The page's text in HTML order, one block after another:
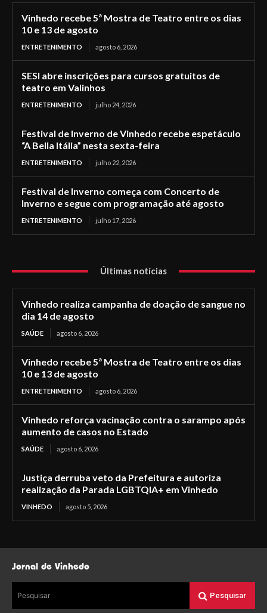
Vinhedo recebe 5ª Mostra de Teatro entre os dias
10 e 13 de agosto
ENTRETENIMENTO agosto 6, 2026
SESI abre inscrições para cursos gratuitos de
teatro em Valinhos
ENTRETENIMENTO julho 24, 2026
Festival de Inverno de Vinhedo recebe espetáculo
“A Bella Itália” nesta sexta-feira
ENTRETENIMENTO julho 22, 2026
Festival de Inverno começa com Concerto de
Inverno e segue com programação até agosto
ENTRETENIMENTO julho 17, 2026
Últimas notícias
Vinhedo realiza campanha de doação de sangue no
dia 14 de agosto
SAÚDE agosto 6, 2026
Vinhedo recebe 5ª Mostra de Teatro entre os dias
10 e 13 de agosto
ENTRETENIMENTO agosto 6, 2026
Vinhedo reforça vacinação contra o sarampo após
aumento de casos no Estado
SAÚDE agosto 6, 2026
Justiça derruba veto da Prefeitura e autoriza
realização da Parada LGBTQIA+ em Vinhedo
VINHEDO agosto 5, 2026
Jornal de Vinhedo
Pesquisar Pesquisar